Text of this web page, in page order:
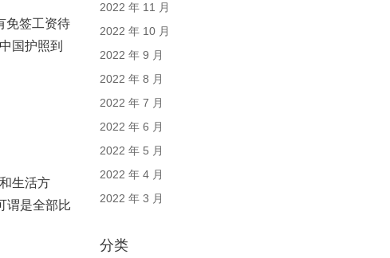
免签工资待
国护照到
生活方
谓是全部比
2022 年 11 月
2022 年 10 月
2022 年 9 月
2022 年 8 月
2022 年 7 月
2022 年 6 月
2022 年 5 月
2022 年 4 月
2022 年 3 月
分类